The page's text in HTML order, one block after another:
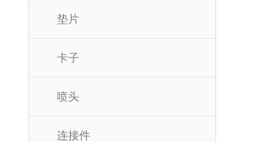
垫片
卡子
喷头
连接件